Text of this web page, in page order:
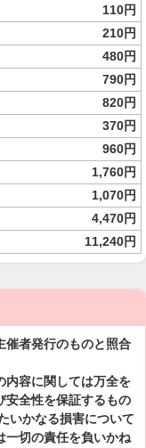
110円
210円
480円
790円
820円
370円
960円
1,760円
1,070円
4,470円
11,240円
催者発行のものと照合
内容に関しては万全を
安全性を保証するもの
いかなる損害について
一切の責任を負いかね